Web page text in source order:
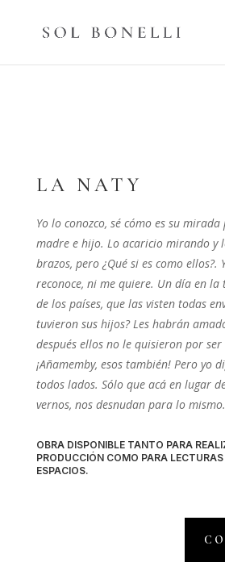
LA NATY
Yo lo conozco, sé cómo es su
madre e hijo. Lo acaricio mirando y
brazos, pero ¿Qué si es como ellos?.
reconoce, ni me quiere. Un día en la
de los países, que las visten todas
tuvieron sus hijos? Les habrán
después ellos no le quisieron por
¡Añamemby, esos también! Pero yo
todos lados. Sólo que acá en lugar
vernos, nos desnudan para lo mismo.
OBRA DISPONIBLE TANTO PARA
PRODUCCIÓN COMO PARA
ESPACIOS.